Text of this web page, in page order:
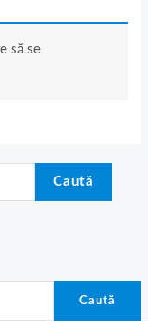
Caută
Caută
să se